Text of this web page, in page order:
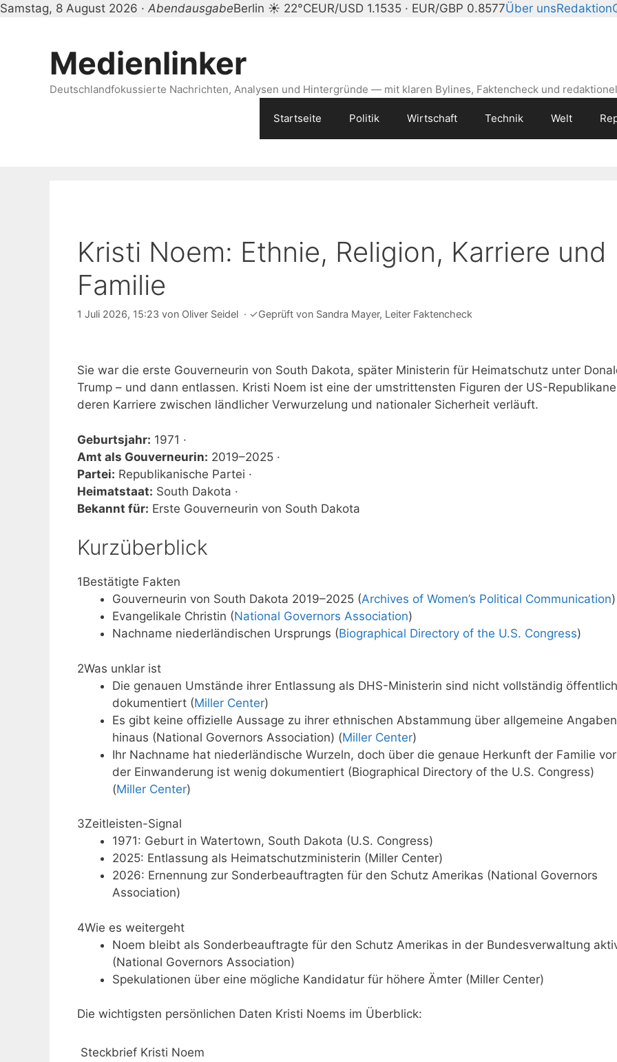
Samstag, 8 August 2026 · AbendausgabeBerlin ☀ 22°CEUR/USD 1.1535 · EUR/GBP 0.8577Über unsRedaktion
Medienlinker
Deutschlandfokussierte Nachrichten, Analysen und Hintergründe — mit klaren Bylines, Faktencheck und
Startseite Politik Wirtschaft Technik Welt
Kristi Noem: Ethnie, Religion, Karriere und
Familie
1 Juli 2026, 15:23 von Oliver Seidel · ✓Geprüft von Sandra Mayer, Leiter Faktencheck
Sie war die erste Gouverneurin von South Dakota, später Ministerin für Heimatschutz unter
Trump – und dann entlassen. Kristi Noem ist eine der umstrittensten Figuren der US-
deren Karriere zwischen ländlicher Verwurzelung und nationaler Sicherheit verläuft.
Geburtsjahr: 1971 ·
Amt als Gouverneurin: 2019–2025 ·
Partei: Republikanische Partei ·
Heimatstaat: South Dakota ·
Bekannt für: Erste Gouverneurin von South Dakota
Kurzüberblick
1Bestätigte Fakten
Gouverneurin von South Dakota 2019–2025 (Archives of Women’s Political Communication)
Evangelikale Christin (National Governors Association)
Nachname niederländischen Ursprungs (Biographical Directory of the U.S. Congress)
2Was unklar ist
Die genauen Umstände ihrer Entlassung als DHS-Ministerin sind nicht vollständig öffentlich
dokumentiert (Miller Center)
Es gibt keine offizielle Aussage zu ihrer ethnischen Abstammung über allgemeine Angaben
hinaus (National Governors Association) (Miller Center)
Ihr Nachname hat niederländische Wurzeln, doch über die genaue Herkunft der Familie vor
der Einwanderung ist wenig dokumentiert (Biographical Directory of the U.S. Congress)
(Miller Center)
3Zeitleisten-Signal
1971: Geburt in Watertown, South Dakota (U.S. Congress)
2025: Entlassung als Heimatschutzministerin (Miller Center)
2026: Ernennung zur Sonderbeauftragten für den Schutz Amerikas (National Governors
Association)
4Wie es weitergeht
Noem bleibt als Sonderbeauftragte für den Schutz Amerikas in der Bundesverwaltung
(National Governors Association)
Spekulationen über eine mögliche Kandidatur für höhere Ämter (Miller Center)
Die wichtigsten persönlichen Daten Kristi Noems im Überblick:
Steckbrief Kristi Noem